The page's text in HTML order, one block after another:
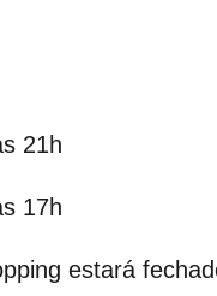
21h
17h
estará